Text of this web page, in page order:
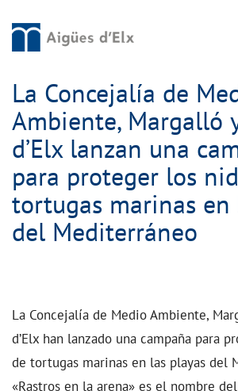
La Concejalía de
Ambiente, Margalló
d’Elx lanzan una
para proteger los
tortugas marinas en
del Mediterráneo
La Concejalía de Medio Ambiente,
d’Elx han lanzado una campaña para
de tortugas marinas en las playas del
«Rastros en la arena» es el nombre